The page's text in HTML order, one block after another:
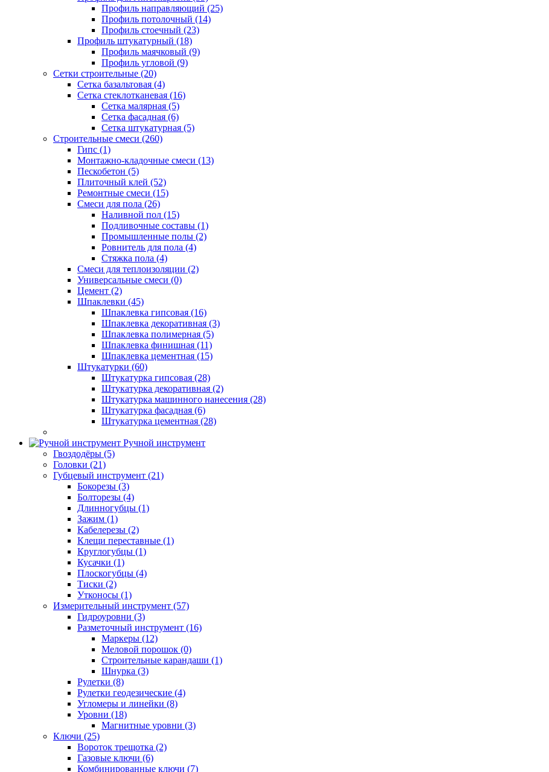
Профиль направляющий (25)
Профиль потолочный (14)
Профиль стоечный (23)
Профиль штукатурный (18)
Профиль маячковый (9)
Профиль угловой (9)
Сетки строительные (20)
Сетка базальтовая (4)
Сетка стеклотканевая (16)
Сетка малярная (5)
Сетка фасадная (6)
Сетка штукатурная (5)
Строительные смеси (260)
Гипс (1)
Монтажно-кладочные смеси (13)
Пескобетон (5)
Плиточный клей (52)
Ремонтные смеси (15)
Смеси для пола (26)
Наливной пол (15)
Подливочные составы (1)
Промышленные полы (2)
Ровнитель для пола (4)
Стяжка пола (4)
Смеси для теплоизоляции (2)
Универсальные смеси (0)
Цемент (2)
Шпаклевки (45)
Шпаклевка гипсовая (16)
Шпаклевка декоративная (3)
Шпаклевка полимерная (5)
Шпаклевка финишная (11)
Шпаклевка цементная (15)
Штукатурки (60)
Штукатурка гипсовая (28)
Штукатурка декоративная (2)
Штукатурка машинного нанесения (28)
Штукатурка фасадная (6)
Штукатурка цементная (28)
Ручной инструмент
Гвоздодёры (5)
Головки (21)
Губцевый инструмент (21)
Бокорезы (3)
Болторезы (4)
Длинногубцы (1)
Зажим (1)
Кабелерезы (2)
Клещи переставные (1)
Круглогубцы (1)
Кусачки (1)
Плоскогубцы (4)
Тиски (2)
Утконосы (1)
Измерительный инструмент (57)
Гидроуровни (3)
Разметочный инструмент (16)
Маркеры (12)
Меловой порошок (0)
Строительные карандаши (1)
Шнурка (3)
Рулетки (8)
Рулетки геодезические (4)
Угломеры и линейки (8)
Уровни (18)
Магнитные уровни (3)
Ключи (25)
Вороток трещотка (2)
Газовые ключи (6)
Комбинированные ключи (7)